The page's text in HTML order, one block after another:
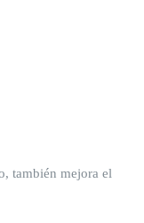
también mejora el